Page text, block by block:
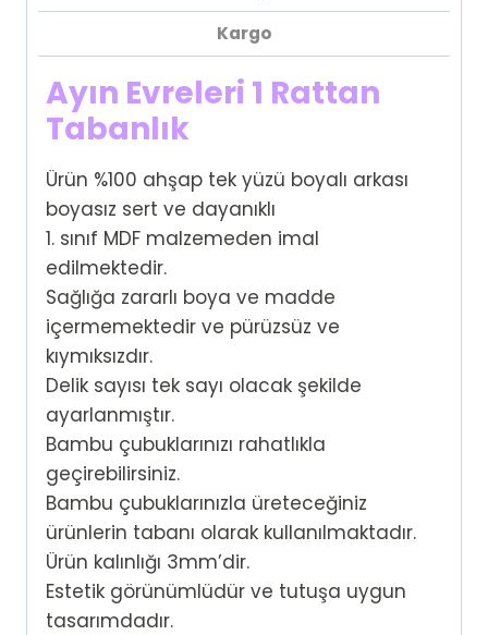
Kargo
Ayın Evreleri 1 Rattan
Tabanlık
Ürün %100 ahşap tek yüzü boyalı arkası
boyasız sert ve dayanıklı
1. sınıf MDF malzemeden imal
edilmektedir.
Sağlığa zararlı boya ve madde
içermemektedir ve pürüzsüz ve
kıymıksızdır.
Delik sayısı tek sayı olacak şekilde
ayarlanmıştır.
Bambu çubuklarınızı rahatlıkla
geçirebilirsiniz.
Bambu çubuklarınızla üreteceğiniz
ürünlerin tabanı olarak kullanılmaktadır.
Ürün kalınlığı 3mm’dir.
Estetik görünümlüdür ve tutuşa uygun
tasarımdadır.